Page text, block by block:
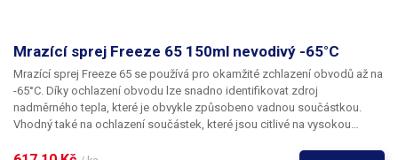
Mrazící sprej Freeze 65 150ml nevodivý -65°C
Mrazící sprej Freeze 65 se používá pro okamžité zchlazení obvodů až na
-65°C. Díky ochlazení obvodu lze snadno identifikovat zdroj
nadměrného tepla, které je obvykle způsobeno vadnou součástkou.
Vhodný také na ochlazení součástek, které jsou citlivé na vysokou